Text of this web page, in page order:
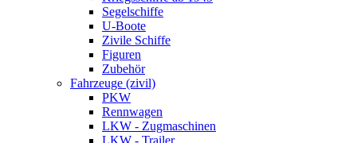
Segelschiffe
U-Boote
Zivile Schiffe
Figuren
Zubehör
Fahrzeuge (zivil)
PKW
Rennwagen
LKW - Zugmaschinen
LKW - Trailer